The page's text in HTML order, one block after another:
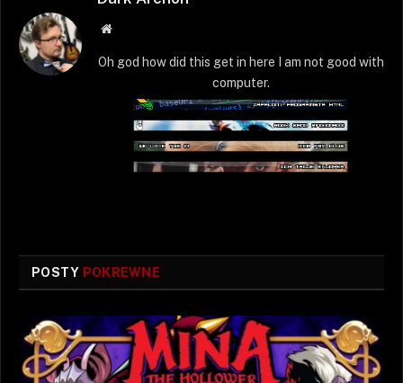
Strona
Oh god how did this get in here I am not good with
computer.
POSTY POKREWNE